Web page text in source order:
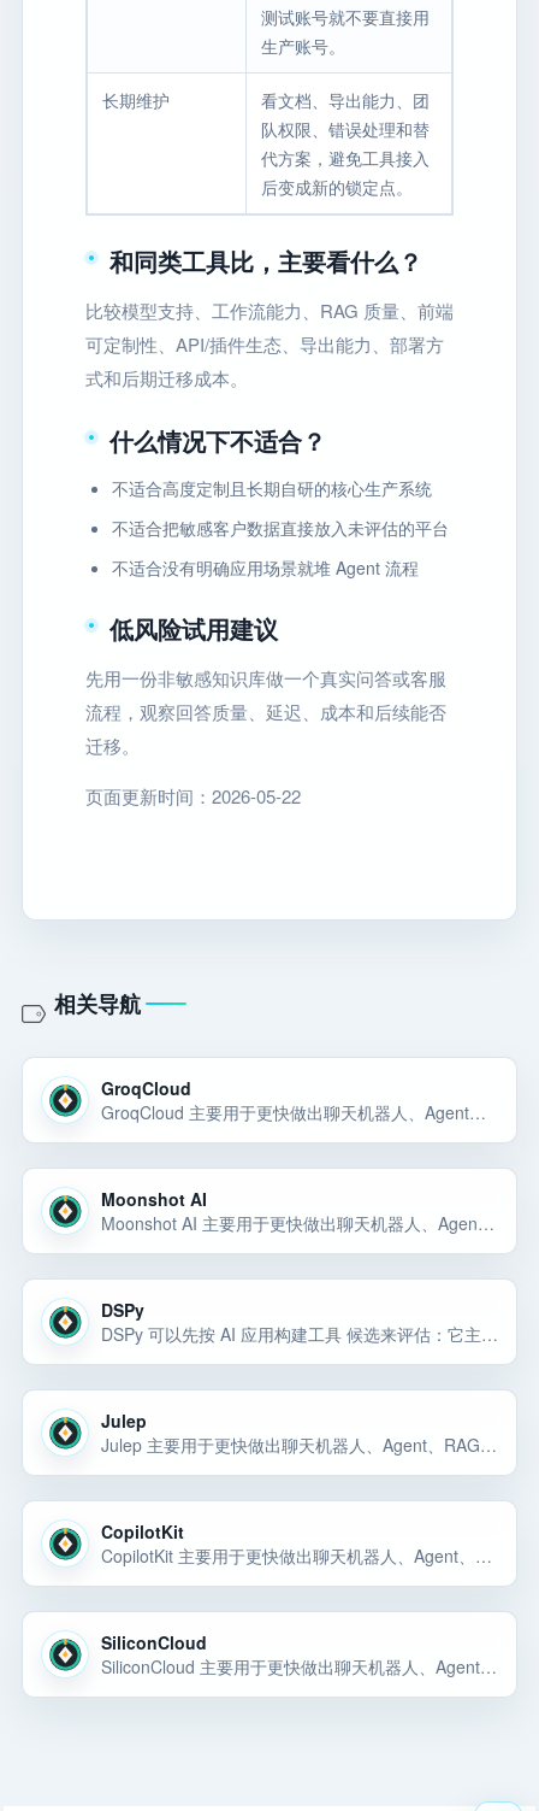
测试账号就不要直接用
生产账号。
长期维护
看文档、导出能力、团
队权限、错误处理和替
代方案，避免工具接入
后变成新的锁定点。
和同类工具比，主要看什么？
比较模型支持、工作流能力、RAG 质量、前端
可定制性、API/插件生态、导出能力、部署方
式和后期迁移成本。
什么情况下不适合？
不适合高度定制且长期自研的核心生产系统
不适合把敏感客户数据直接放入未评估的平台
不适合没有明确应用场景就堆 Agent 流程
低风险试用建议
先用一份非敏感知识库做一个真实问答或客服
流程，观察回答质量、延迟、成本和后续能否
迁移。
页面更新时间：2026-05-22
相关导航
GroqCloud
GroqCloud 主要用于更快做出聊天机器人、Agent、RAG 应用、内部 AI 工具或可演示的 AI 产品原型。GroqCloud 主要用于更快做出聊天机器人、Agent、RAG 应用、内部 AI 工具或可演示的 AI 产品原型。GroqCloud… 选择前重点看价格、上手门槛、风险和替代方案。
Moonshot AI
Moonshot AI 主要用于更快做出聊天机器人、Agent、RAG 应用、内部 AI 工具或可演示的 AI 产品原型。Kimi K2.5 开放平台，提供万亿参数 K2.5 大模型 API，支持 256K 超长上下文、多模态理解和 Tool Calling… 选择前重点看价格、上手门槛、风险和替代方案。
DSPy
DSPy 可以先按 AI 应用构建工具 候选来评估：它主要用于更快做出聊天机器人、Agent、RAG 应用、内部 AI 工具或可演示的 AI 产品原型。对小团队来说，先看它能否解决当前任务、价格是否可控、权限边界是否清楚，再决定是否接入。
Julep
Julep 主要用于更快做出聊天机器人、Agent、RAG 应用、内部 AI 工具或可演示的 AI 产品原型。Julep 主要用于更快做出聊天机器人、Agent、RAG 应用、内部 AI 工具或可演示的 AI 产品原型。Julep 主要用于更快做出… 选择前重点看价格、上手门槛、风险和替代方案。
CopilotKit
CopilotKit 主要用于更快做出聊天机器人、Agent、RAG 应用、内部 AI 工具或可演示的 AI 产品原型。CopilotKit 主要用于更快做出聊天机器人、Agent、RAG 应用、内部 AI 工具或可演示的 AI 产品原型。CopilotKi… 选择前重点看价格、上手门槛、风险和替代方案。
SiliconCloud
SiliconCloud 主要用于更快做出聊天机器人、Agent、RAG 应用、内部 AI 工具或可演示的 AI 产品原型。SiliconCloud 主要用于更快做出聊天机器人、Agent、RAG 应用、内部 AI 工具或可演示的 AI 产品原型。Silicon… 选择前重点看价格、上手门槛、风险和替代方案。